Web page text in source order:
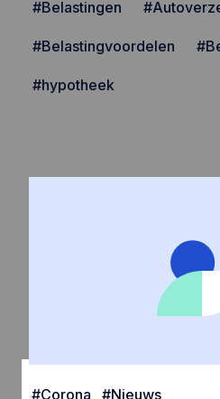
#Belastingen
#Belastingvoordelen
#hypotheek
#Corona #Nieuws